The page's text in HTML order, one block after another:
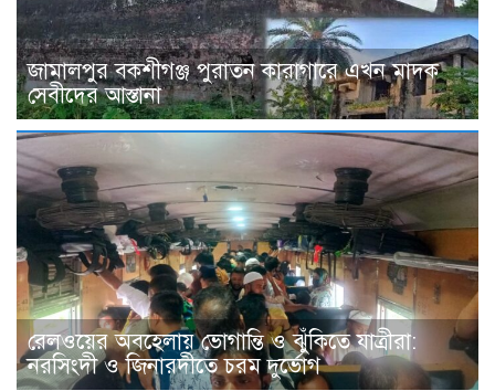
জামালপুর বকশীগঞ্জ পুরাতন কারাগারে এখন মাদক
সেবীদের আস্তানা
রেলওয়ের অবহেলায় ভোগান্তি ও ঝুঁকিতে যাত্রীরা:
নরসিংদী ও জিনারদীতে চরম দুর্ভোগ